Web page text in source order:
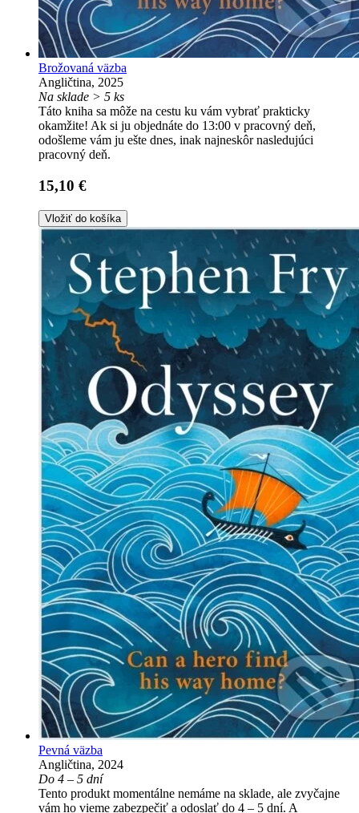
Brožovaná väzba
Angličtina, 2025
Na sklade > 5 ks
Táto kniha sa môže na cestu ku vám vybrať prakticky
okamžite! Ak si ju objednáte do 13:00 v pracovný deň,
odošleme vám ju ešte dnes, inak najneskôr nasledujúci
pracovný deň.
15,10 €
Vložiť do košíka
Pevná väzba
Angličtina, 2024
Do 4 – 5 dní
Tento produkt momentálne nemáme na sklade, ale zvyčajne
vám ho vieme zabezpečiť a odoslať do 4 – 5 dní. A